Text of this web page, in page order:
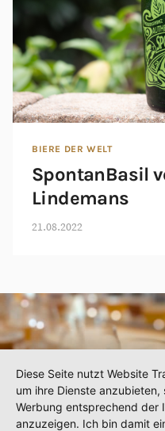
BIERE DER WELT
SpontanBasil
Lindemans
21.08.2022
FOLGE
Diese Seite nutzt Website
um ihre Dienste
Werbung entsprechend der
anzuzeigen. Ich bin damit